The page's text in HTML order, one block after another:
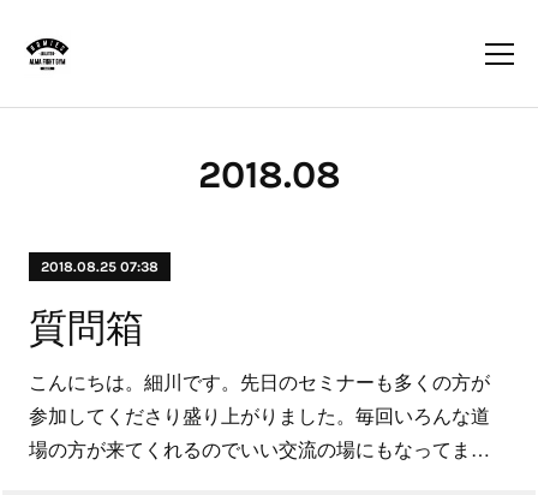
2018.08
2018.08.25 07:38
質問箱
こんにちは。細川です。先日のセミナーも多くの方が
参加してくださり盛り上がりました。毎回いろんな道
場の方が来てくれるのでいい交流の場にもなってま…